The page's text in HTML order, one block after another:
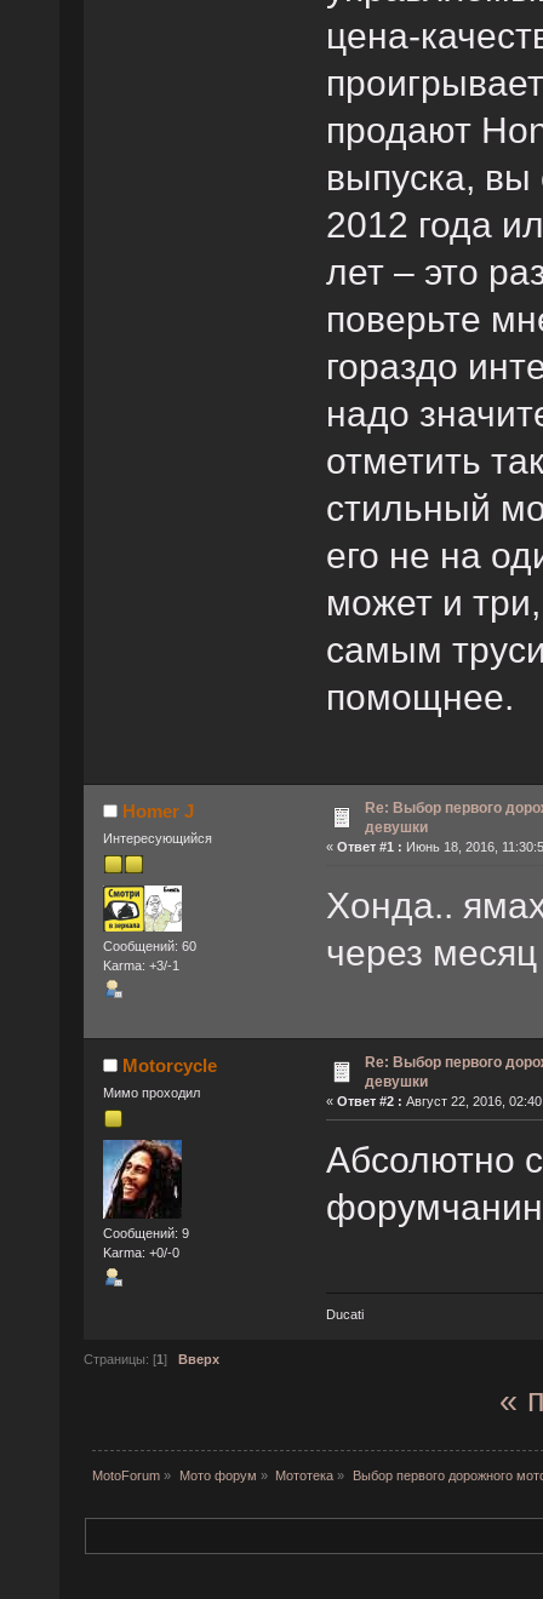
цена-
продают
выпуска, вы
2012 года
лет – это
поверьте
гораздо
надо
отметить
стильный
его не на
может и
самым
помощнее.
Homer J
Интересующийся
Сообщений: 60
Karma: +3/-1
Re: Выбор первого
девушки
« Ответ #1 : Июнь 18, 2016,
Хонда..
через
Motorcycle
Мимо проходил
Сообщений: 9
Karma: +0/-0
Re: Выбор первого
девушки
« Ответ #2 : Август 22, 2016,
Абсолютно
Ducati
Страницы: [1] Вверх
«
MotoForum » Мото форум » Мототека » Выбор первого дорожного